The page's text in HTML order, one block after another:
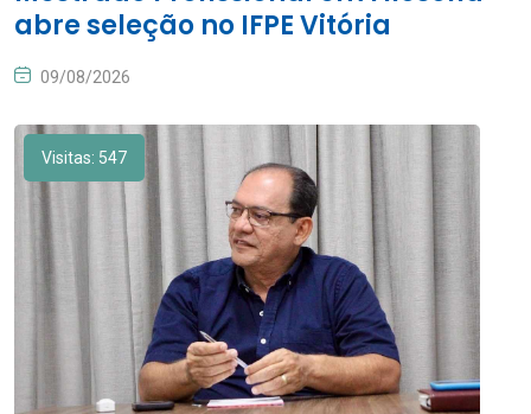
abre seleção no IFPE Vitória
09/08/2026
Visitas: 547